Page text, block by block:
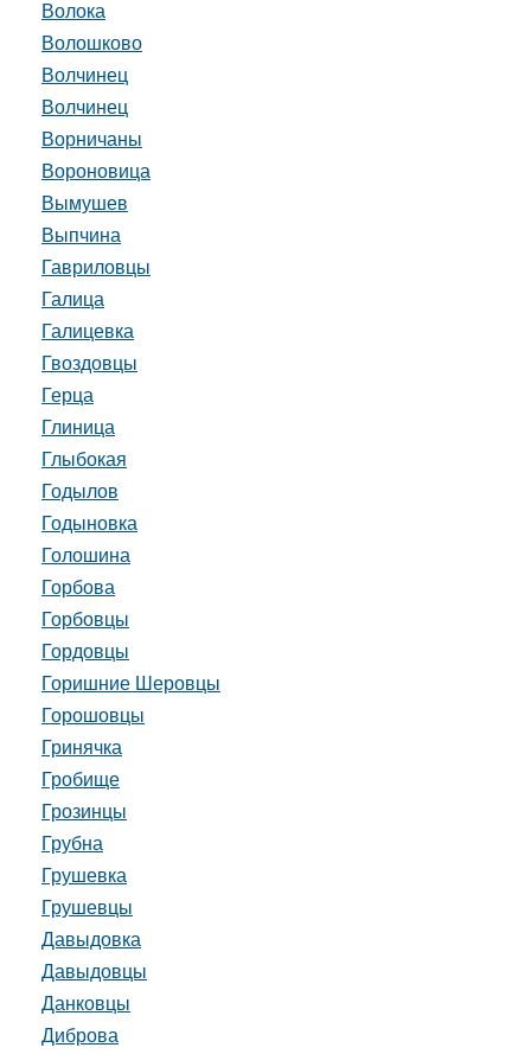
Волока
Волошково
Волчинец
Волчинец
Ворничаны
Вороновица
Вымушев
Выпчина
Гавриловцы
Галица
Галицевка
Гвоздовцы
Герца
Глиница
Глыбокая
Годылов
Годыновка
Голошина
Горбова
Горбовцы
Гордовцы
Горишние Шеровцы
Горошовцы
Гринячка
Гробище
Грозинцы
Грубна
Грушевка
Грушевцы
Давыдовка
Давыдовцы
Данковцы
Диброва